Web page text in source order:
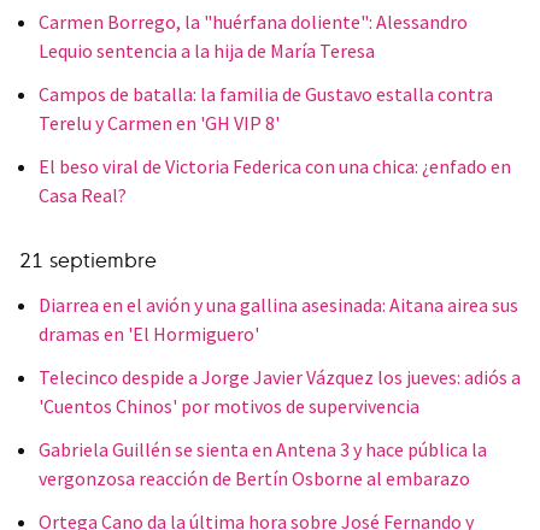
Carmen Borrego, la "huérfana doliente": Alessandro
Lequio sentencia a la hija de María Teresa
Campos de batalla: la familia de Gustavo estalla contra
Terelu y Carmen en 'GH VIP 8'
El beso viral de Victoria Federica con una chica: ¿enfado en
Casa Real?
21 septiembre
Diarrea en el avión y una gallina asesinada: Aitana airea sus
dramas en 'El Hormiguero'
Telecinco despide a Jorge Javier Vázquez los jueves: adiós a
'Cuentos Chinos' por motivos de supervivencia
Gabriela Guillén se sienta en Antena 3 y hace pública la
vergonzosa reacción de Bertín Osborne al embarazo
Ortega Cano da la última hora sobre José Fernando y